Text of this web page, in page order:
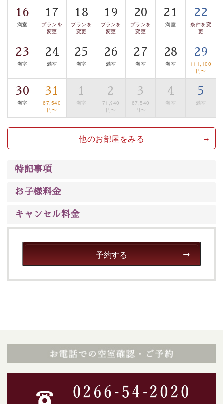
す。
※男性大浴場までのご移動には階段がございます。 予め
ご了承のほどお願いいたします。
■貸切温泉風呂 （40分2000円）
眺望はございませんが、源泉掛け流しの温泉の質を楽し
む貸切温泉風呂です。ゆったりといやされるプライベー
トな空間をお愉しみください。
【旅】
■諏訪大社4社を巡る無料参拝バス
豊富な知識を持ったドライバー兼ガイドが諏訪大社をご
は【3日前まで】にお電話ください。
※年末年始及び御柱祭前後は運行しておりません
以上が15周年記念プランの内容です。
神秘なる諏訪湖に心癒される時間をお過ごしいただけま
したら幸いです。
16
満室
17
プランを
変更
18
プランを
変更
19
プランを
変更
20
プランを
変更
21
満室
22
条件を変
更
23
満室
24
満室
25
満室
26
満室
27
満室
28
満室
29
111,100
円〜
30
満室
31
67,540
円〜
1
満室
2
71,940
円〜
3
67,540
円〜
4
満室
5
満室
他のお部屋をみる
特記事項
お子様料金
キャンセル料金
予約する